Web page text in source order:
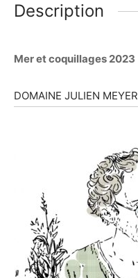
Description
Mer et coquillages 2023
DOMAINE JULIEN MEYER